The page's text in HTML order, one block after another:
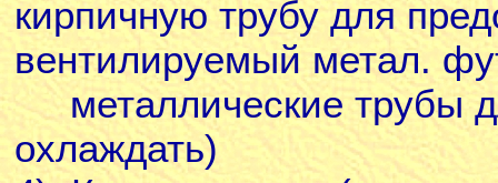
кирпичную трубу для
вентилируемый метал.
металлические трубы
охлаждать)